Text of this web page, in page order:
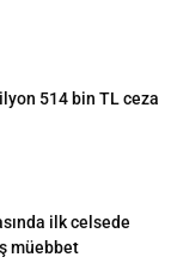
514 bin TL ceza
ilk celsede
müebbet